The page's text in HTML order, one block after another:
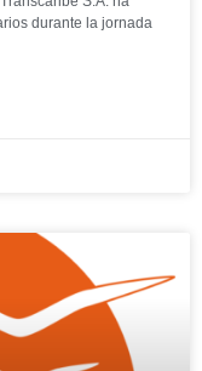
durante la jornada